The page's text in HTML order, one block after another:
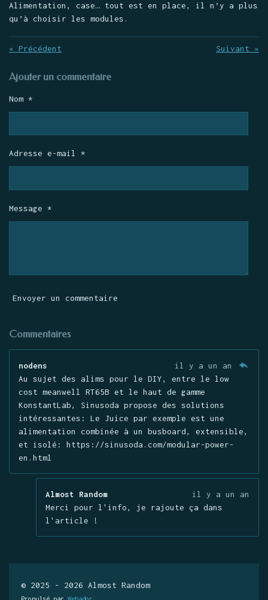
Alimentation, case… tout est en place, il n’y a plus
qu’à choisir les modules.
« Précédent Suivant »
Ajouter un commentaire
Nom *
Adresse e-mail *
Message *
Envoyer un commentaire
Commentaires
nodens
il y a un an
Au sujet des alims pour le DIY, entre le low
cost meanwell RT65B et le haut de gamme
KonstantLab, Sinusoda propose des solutions
intéressantes: Le Juice par exemple est une
alimentation combinée à un busboard, extensible,
et isolé: https://sinusoda.com/modular-power-
en.html
Almost Random
il y a un an
Merci pour l'info, je rajoute ça dans
l'article !
© 2025 - 2026 Almost Random